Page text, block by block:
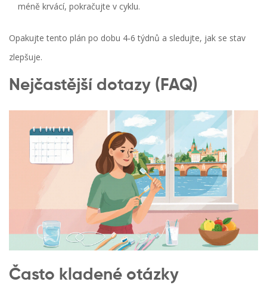
méně krvácí, pokračujte v cyklu.
Opakujte tento plán po dobu 4‑6 týdnů a sledujte, jak se stav
zlepšuje.
Nejčastější dotazy (FAQ)
Často kladené otázky